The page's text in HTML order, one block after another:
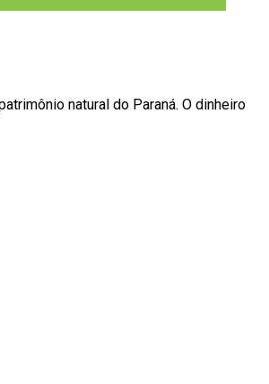
natural do Paraná. O dinheiro